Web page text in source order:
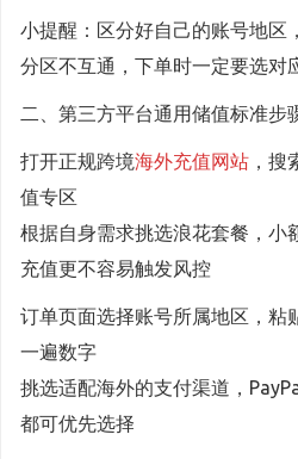
小提醒：区分好自己的账号地区
分区不互通，下单时一定要选对
二、第三方平台通用储值标准步
打开正规跨境海外充值网站 ，
值专区
根据自身需求挑选浪花套餐，小
充值更不容易触发风控
订单页面选择账号所属地区，粘
一遍数字
挑选适配海外的支付渠道，
都可优先选择